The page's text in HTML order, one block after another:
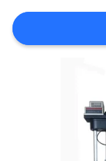
LA
QUALITÉ
DEMANDEZ